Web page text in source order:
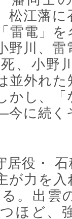
松江藩
雷電」
野川、
、小野
並外れ
かし、
に続く
居役・
が力を
。出雲
ほど、